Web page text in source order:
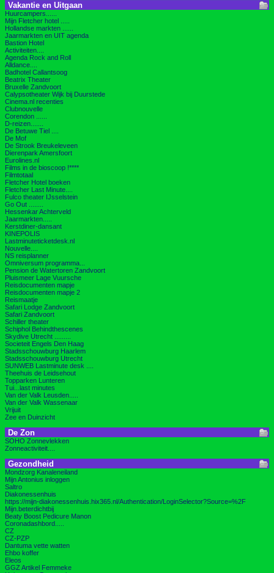
Vakantie en Uitgaan
Huurcampers......
Mijn Fletcher hotel .....
Hollandse markten ......
Jaarmarkten en UIT agenda
Bastion Hotel
Activiteiten....
Agenda Rock and Roll
Alldance....
Badhotel Callantsoog
Beatrix Theater
Bruxelle Zandvoort
Calypsotheater Wijk bij Duurstede
Cinema.nl recenties
Clubnouvelle
Corendon ......
D-reizen.......
De Betuwe Tiel ....
De Mof
De Strook Breukeleveen
Dierenpark Amersfoort
Eurolines.nl
Films in de bioscoop !****
Filmtotaal
Fletcher Hotel boeken
Fletcher Last Minute....
Fulco theater IJsselstein
Go Out ........
Hessenkar Achterveld
Jaarmarkten.....
Kerstdiner-dansant
KINEPOLIS
Lastminuteticketdesk.nl
Nouvelle....
NS reisplanner
Omniversum programma...
Pension de Watertoren Zandvoort
Pluismeer Lage Vuursche
Reisdocumenten mapje
Reisdocumenten mapje 2
Reismaatje
Safari Lodge Zandvoort
Safari Zandvoort
Schiller theater
Schiphol Behindthescenes
Skydive Utrecht .........
Societeit Engels Den Haag
Stadsschouwburg Haarlem
Stadsschouwburg Utrecht
SUNWEB Lastminute desk ....
Theehuis de Leidsehout
Topparken Lunteren
Tui...last minutes
Van der Valk Leusden.....
Van der Valk Wassenaar
Vrijuit
Zee en Duinzicht
De Zon
SOHO Zonnevlekken
Zonneactiviteit....
Gezondheid
Mondzorg Kanaleneiland
Mijn Antonius inloggen
Saltro
Diakonessenhuis
https://mijn-diakonessenhuis.hix365.nl/Authentication/LoginSelector?Source=%2F
Mijn.beterdichtbij
Beaty Boost Pedicure Manon
Coronadashbord.....
CZ
CZ-PZP
Dantuma vette watten
Ehbo koffer
Eleos
GGZ Artikel Femmeke